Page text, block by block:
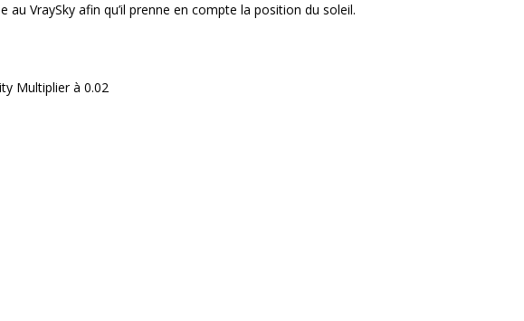
VraySky afin qu’il prenne en compte la position du soleil.
Multiplier à 0.02